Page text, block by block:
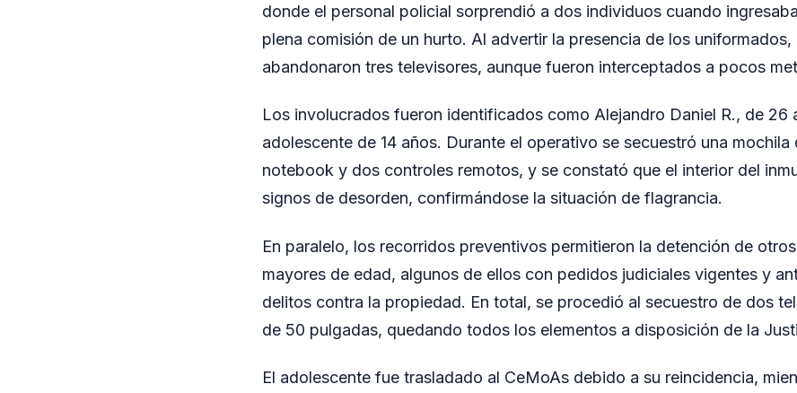
donde el personal policial sorprendió a dos individuos cuando
plena comisión de un hurto. Al advertir la presencia de los
abandonaron tres televisores, aunque fueron interceptados a pocos
Los involucrados fueron identificados como Alejandro Daniel R., de 26
adolescente de 14 años. Durante el operativo se secuestró una mochila
notebook y dos controles remotos, y se constató que el interior del
signos de desorden, confirmándose la situación de flagrancia.
En paralelo, los recorridos preventivos permitieron la detención de
mayores de edad, algunos de ellos con pedidos judiciales vigentes y
delitos contra la propiedad. En total, se procedió al secuestro de dos
de 50 pulgadas, quedando todos los elementos a disposición de la
El adolescente fue trasladado al CeMoAs debido a su reincidencia,